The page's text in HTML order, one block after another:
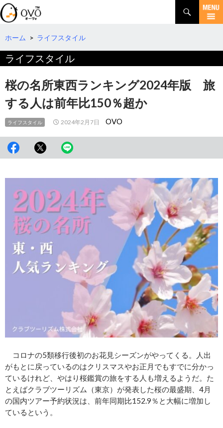
検
索
コ
テ
ツ
へ
動
ホーム > ライフスタイル
ライフスタイル
桜の名所東西ランキング2024年版 旅
する人は前年比150％超か
ライフスタイル 2024年2月7日 OVO
コロナの5類移行後初のお花見シーズンがやってくる。人出
がもとに戻っているのはクリスマスやお正月でもすでに分かっ
ているけれど、やはり桜鑑賞の旅をする人も増えるようだ。た
とえばクラブツーリズム（東京）が発表した桜の最盛期、4月
の国内ツアー予約状況は、前年同期比152.9％と大幅に増加し
ているという。